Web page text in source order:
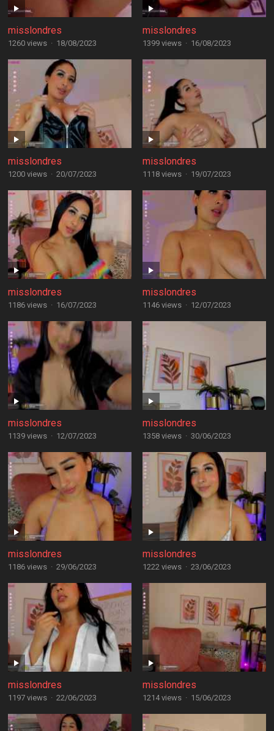
misslondres
1260 views · 18/08/2023
misslondres
1399 views · 16/08/2023
misslondres
1200 views · 20/07/2023
misslondres
1118 views · 19/07/2023
misslondres
1186 views · 16/07/2023
misslondres
1146 views · 12/07/2023
misslondres
1139 views · 12/07/2023
misslondres
1358 views · 30/06/2023
misslondres
1186 views · 29/06/2023
misslondres
1222 views · 23/06/2023
misslondres
1197 views · 22/06/2023
misslondres
1214 views · 15/06/2023